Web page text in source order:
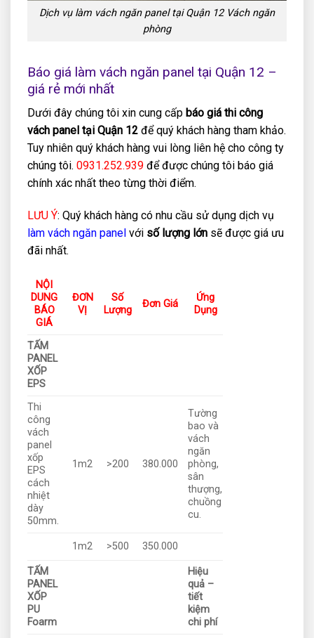
Dịch vụ làm vách ngăn panel tại Quận 12 Vách ngăn
phòng
Báo giá làm vách ngăn panel tại Quận 12 –
giá rẻ mới nhất
Dưới đây chúng tôi xin cung cấp báo giá thi công
vách panel tại Quận 12 để quý khách hàng tham khảo.
Tuy nhiên quý khách hàng vui lòng liên hệ cho công ty
chúng tôi. 0931.252.939 để được chúng tôi báo giá
chính xác nhất theo từng thời điểm.
LƯU Ý: Quý khách hàng có nhu cầu sử dụng dịch vụ
làm vách ngăn panel với số lượng lớn sẽ được giá ưu
đãi nhất.
NỘI
DUNG
BÁO
GIÁ
ĐƠN
VỊ
Số
Lượng
Đơn Giá
Ứng
Dụng
TẤM
PANEL
XỐP
EPS
Thi
công
vách
panel
xốp
EPS
cách
nhiệt
dày
50mm.
1m2 >200 380.000
Tường
bao và
vách
ngăn
phòng,
sân
thượng,
chuồng
cu.
1m2 >500 350.000
TẤM
PANEL
XỐP
PU
Foarm
Hiệu
quả –
tiết
kiệm
chi phí